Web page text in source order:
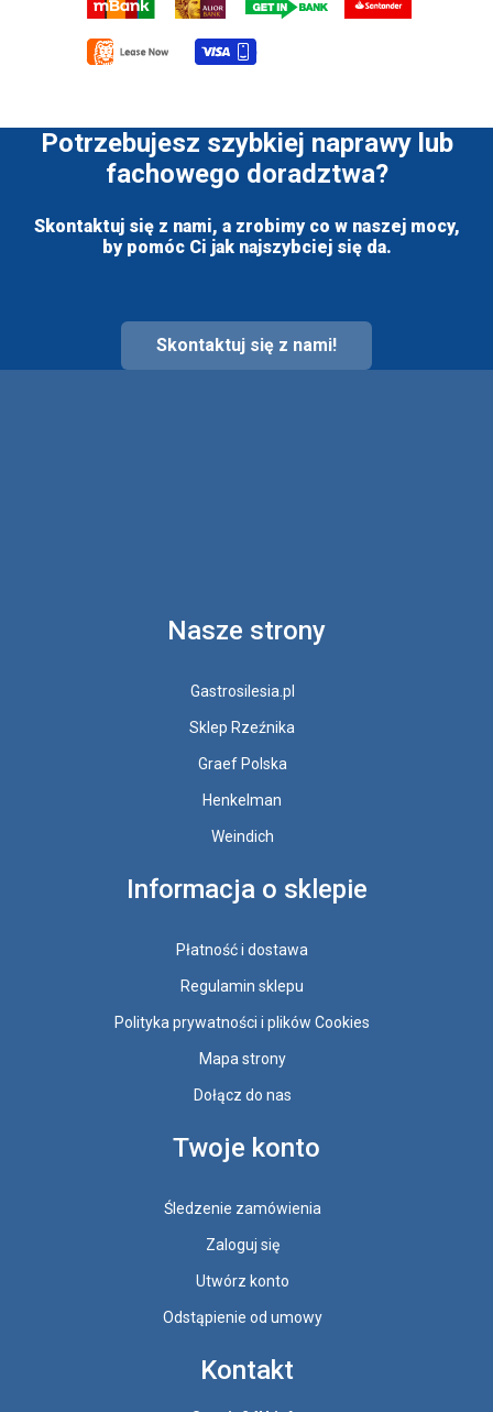
Potrzebujesz szybkiej naprawy lub
fachowego doradztwa?
Skontaktuj się z nami, a zrobimy co w naszej mocy,
by pomóc Ci jak najszybciej się da.
Skontaktuj się z nami!
Nasze strony
Gastrosilesia.pl
Sklep Rzeźnika
Graef Polska
Henkelman
Weindich
Informacja o sklepie
Płatność i dostawa
Regulamin sklepu
Polityka prywatności i plików Cookies
Mapa strony
Dołącz do nas
Twoje konto
Śledzenie zamówienia
Zaloguj się
Utwórz konto
Odstąpienie od umowy
Kontakt